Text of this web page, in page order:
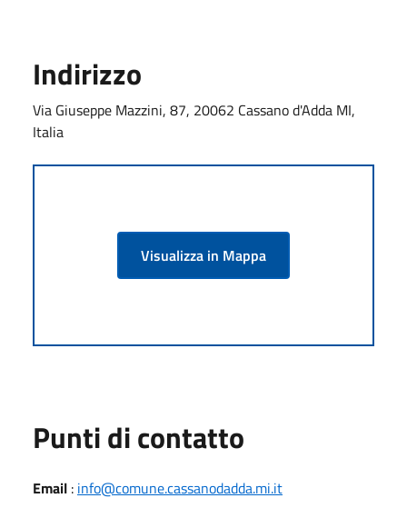
Indirizzo
Via Giuseppe Mazzini, 87, 20062 Cassano d'Adda MI,
Italia
Visualizza in Mappa
Punti di contatto
Email : info@comune.cassanodadda.mi.it